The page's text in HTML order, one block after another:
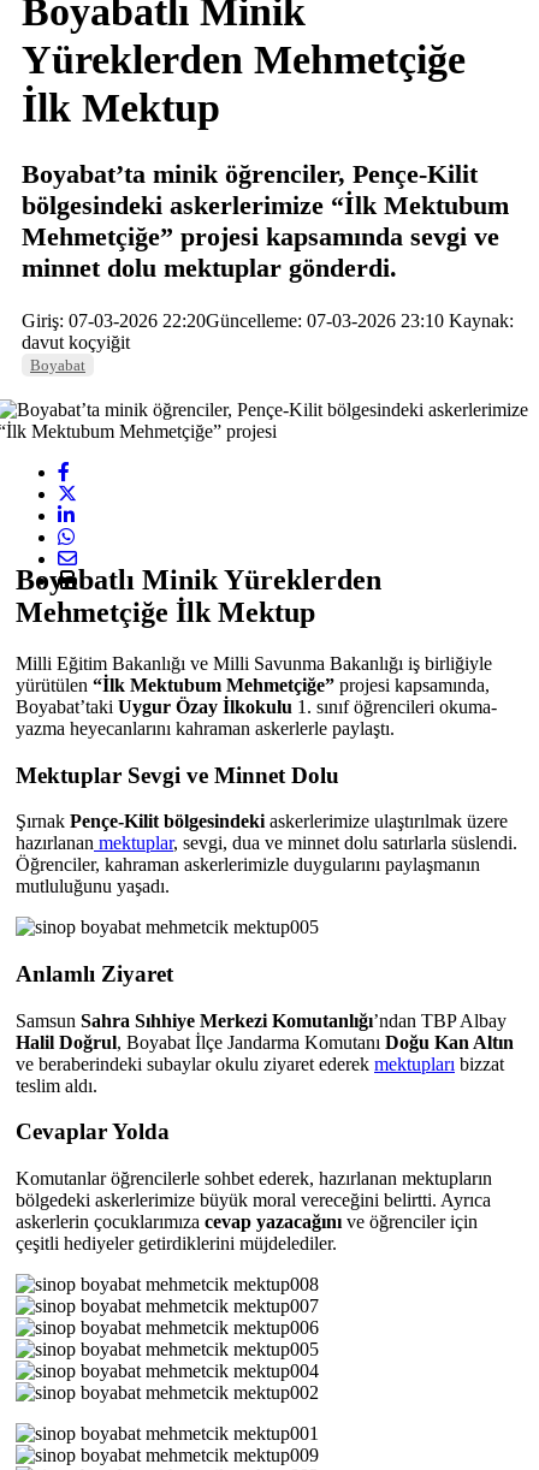
Boyabatlı Minik
Yüreklerden Mehmetçiğe
İlk Mektup
Boyabat’ta minik öğrenciler, Pençe-Kilit
bölgesindeki askerlerimize “İlk Mektubum
Mehmetçiğe” projesi kapsamında sevgi ve
minnet dolu mektuplar gönderdi.
Giriş: 07-03-2026 22:20Güncelleme: 07-03-2026 23:10 Kaynak:
davut koçyiğit
Boyabat
Boyabatlı Minik Yüreklerden
Mehmetçiğe İlk Mektup
Milli Eğitim Bakanlığı ve Milli Savunma Bakanlığı iş birliğiyle
yürütülen “İlk Mektubum Mehmetçiğe” projesi kapsamında,
Boyabat’taki Uygur Özay İlkokulu 1. sınıf öğrencileri okuma-
yazma heyecanlarını kahraman askerlerle paylaştı.
Mektuplar Sevgi ve Minnet Dolu
Şırnak Pençe-Kilit bölgesindeki askerlerimize ulaştırılmak üzere
hazırlanan mektuplar, sevgi, dua ve minnet dolu satırlarla süslendi.
Öğrenciler, kahraman askerlerimizle duygularını paylaşmanın
mutluluğunu yaşadı.
Anlamlı Ziyaret
Samsun Sahra Sıhhiye Merkezi Komutanlığı’ndan TBP Albay
Halil Doğrul, Boyabat İlçe Jandarma Komutanı Doğu Kan Altın
ve beraberindeki subaylar okulu ziyaret ederek mektupları bizzat
teslim aldı.
Cevaplar Yolda
Komutanlar öğrencilerle sohbet ederek, hazırlanan mektupların
bölgedeki askerlerimize büyük moral vereceğini belirtti. Ayrıca
askerlerin çocuklarımıza cevap yazacağını ve öğrenciler için
çeşitli hediyeler getirdiklerini müjdelediler.